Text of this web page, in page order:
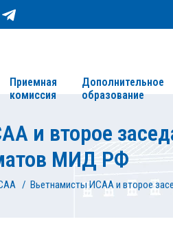
Приемная
комиссия
Дополнительное
образование
и второе
МИД РФ
/ Вьетнамисты ИСАА и второе